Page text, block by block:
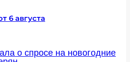
6 августа